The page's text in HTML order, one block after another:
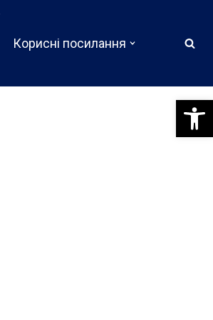
Корисні посилання